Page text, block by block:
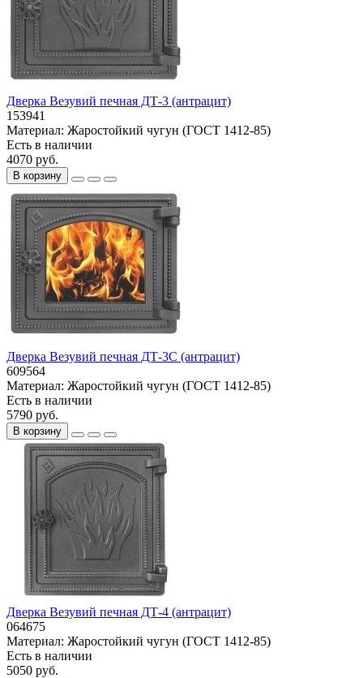
Дверка Везувий печная ДТ-3 (антрацит)
153941
Материал: Жаростойкий чугун (ГОСТ 1412-85)
Есть в наличии
4070 руб.
В корзину
Дверка Везувий печная ДТ-3С (антрацит)
609564
Материал: Жаростойкий чугун (ГОСТ 1412-85)
Есть в наличии
5790 руб.
В корзину
Дверка Везувий печная ДТ-4 (антрацит)
064675
Материал: Жаростойкий чугун (ГОСТ 1412-85)
Есть в наличии
5050 руб.